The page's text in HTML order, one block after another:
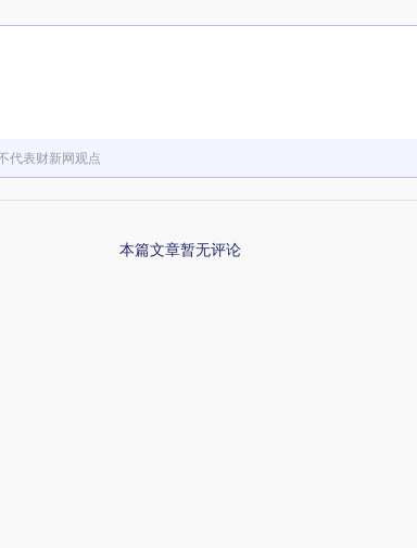
代表财新网观点
本篇文章暂无评论